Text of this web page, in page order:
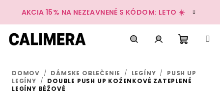
obsah
AKCIA 15% NA NEZĽAVNENÉ S KÓDOM: LETO ☀️
košík
DOMOV / DÁMSKE OBLEČENIE / LEGÍNY /
PUSH UP
LEGÍNY / DOUBLE PUSH UP KOŽENKOVÉ ZATEPLENÉ
LEGÍNY BÉŽOVÉ